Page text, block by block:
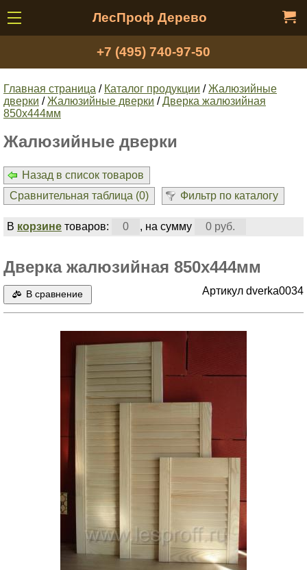
ЛесПроф Дерево
+7 (495) 740-97-50
Главная страница / Каталог продукции /Жалюзийные
дверки /Жалюзийные дверки /Дверка жалюзийная
850x444мм
Жалюзийные дверки
Назад в список товаров
Сравнительная таблица (0) Фильтр по каталогу
В корзинетоваров: 0 , на сумму 0 руб.
Дверка жалюзийная 850x444мм
В сравнение Артикул dverka0034